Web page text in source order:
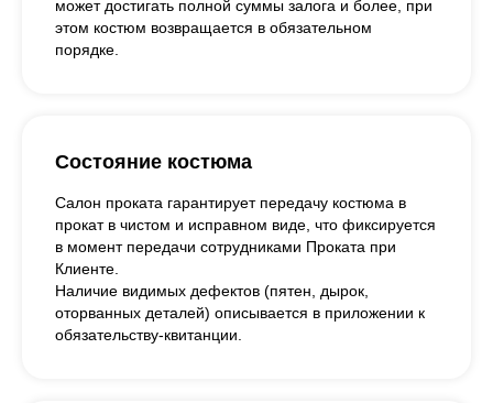
может достигать полной суммы залога и более, при
этом костюм возвращается в обязательном
порядке.
Состояние костюма
Салон проката гарантирует передачу костюма в
прокат в чистом и исправном виде, что фиксируется
в момент передачи сотрудниками Проката при
Клиенте.
Наличие видимых дефектов (пятен, дырок,
оторванных деталей) описывается в приложении к
обязательству-квитанции.